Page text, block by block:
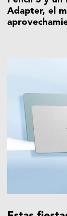
Adapter, el